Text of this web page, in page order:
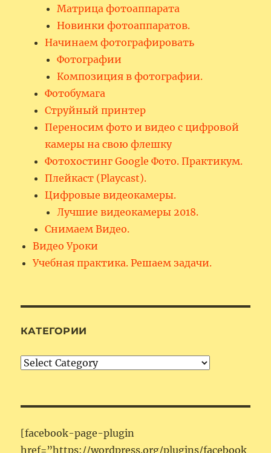
Матрица фотоаппарата
Новинки фотоаппаратов.
Начинаем фотографировать
Фотографии
Композиция в фотографии.
Фотобумага
Струйный принтер
Переносим фото и видео с цифровой
камеры на свою флешку
Фотохостинг Google Фото. Практикум.
Плейкаст (Playcast).
Цифровые видеокамеры.
Лучшие видеокамеры 2018.
Снимаем Видео.
Видео Уроки
Учебная практика. Решаем задачи.
КАТЕГОРИИ
Категории
[facebook-page-plugin
href=”https://wordpress.org/plugins/facebook